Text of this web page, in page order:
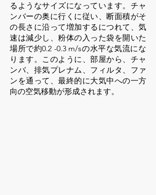
るようなサイズになっています。チャ
ンバーの奥に行くに従い、断面積がそ
の長さに沿って増加するにつれて、気
速は減少し、粉体の入った袋を開いた
場所で約0.2 -0.3 m/sの水平な気流にな
ります。このように、部屋から、チャ
ンバ、排気プレナム、フィルタ、ファ
ンを通って、最終的に大気中への一方
向の空気移動が形成されます。